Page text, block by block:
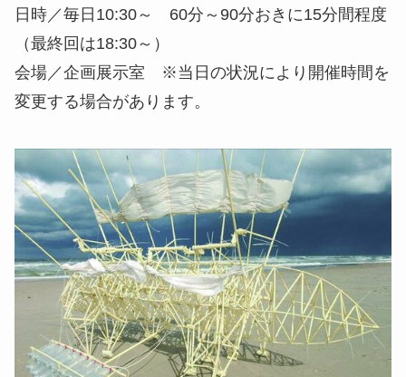
日時／毎日10:30～ 60分～90分おきに15分間程度
（最終回は18:30～）
会場／企画展示室 ※当日の状況により開催時間を
変更する場合があります。